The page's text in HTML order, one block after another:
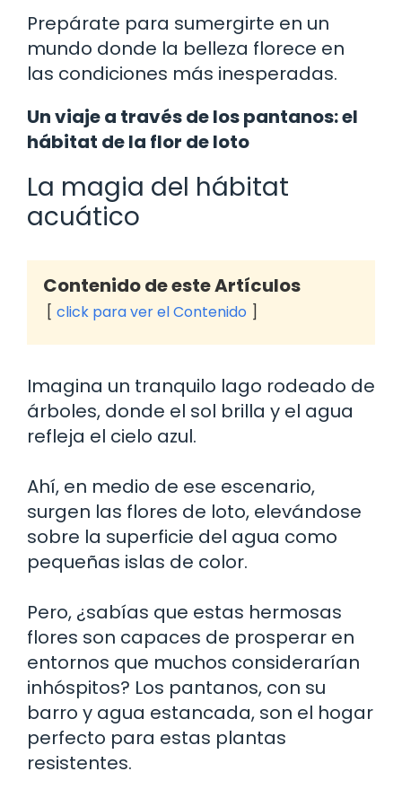
Prepárate para sumergirte en un
mundo donde la belleza florece en
las condiciones más inesperadas.
Un viaje a través de los pantanos: el
hábitat de la flor de loto
La magia del hábitat
acuático
Contenido de este Artículos
click para ver el Contenido
Imagina un tranquilo lago rodeado de
árboles, donde el sol brilla y el agua
refleja el cielo azul.
Ahí, en medio de ese escenario,
surgen las flores de loto, elevándose
sobre la superficie del agua como
pequeñas islas de color.
Pero, ¿sabías que estas hermosas
flores son capaces de prosperar en
entornos que muchos considerarían
inhóspitos? Los pantanos, con su
barro y agua estancada, son el hogar
perfecto para estas plantas
resistentes.